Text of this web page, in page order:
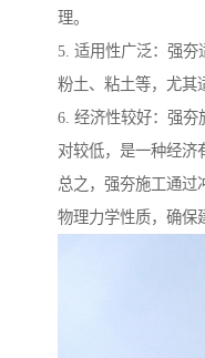
理。
5. 适用性广泛：强夯
粉土、粘土等，尤其
6. 经济性较好：强夯
对较低，是一种经济
总之，强夯施工通过
物理力学性质，确保